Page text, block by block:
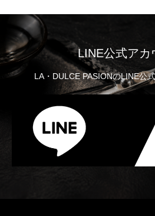
LINE公式アカ
LA・DULCE PASIONのLINE公